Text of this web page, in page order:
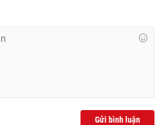
Gửi bình luận